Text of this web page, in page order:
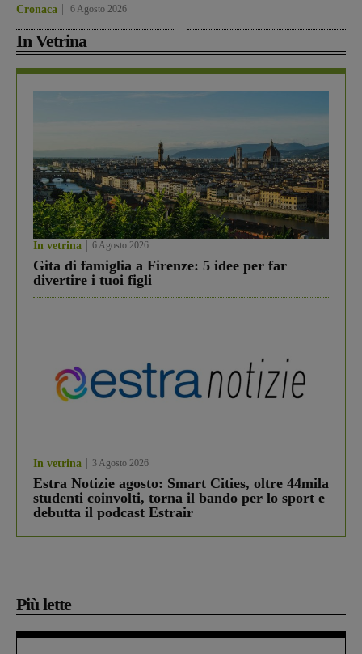
Cronaca 6 Agosto 2026
In Vetrina
In vetrina 6 Agosto 2026
Gita di famiglia a Firenze: 5 idee per far
divertire i tuoi figli
In vetrina 3 Agosto 2026
Estra Notizie agosto: Smart Cities, oltre 44mila
studenti coinvolti, torna il bando per lo sport e
debutta il podcast Estrair
Più lette